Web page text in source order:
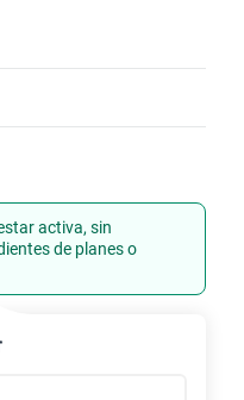
Portabilidad
activa, sin
de planes o